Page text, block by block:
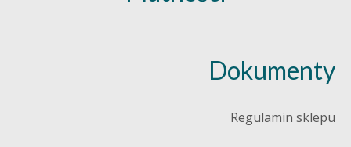
Dokumenty
Regulamin sklepu